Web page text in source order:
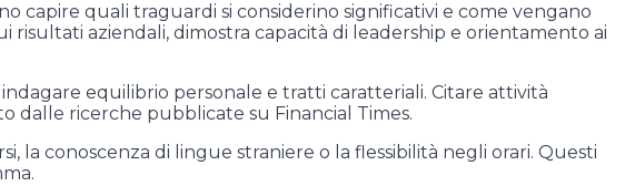
capire quali traguardi si considerino significativi e come vengano
aziendali, dimostra capacità di leadership e orientamento ai
equilibrio personale e tratti caratteriali. Citare attività
dalle ricerche pubblicate su Financial Times.
la conoscenza di lingue straniere o la flessibilità negli orari. Questi